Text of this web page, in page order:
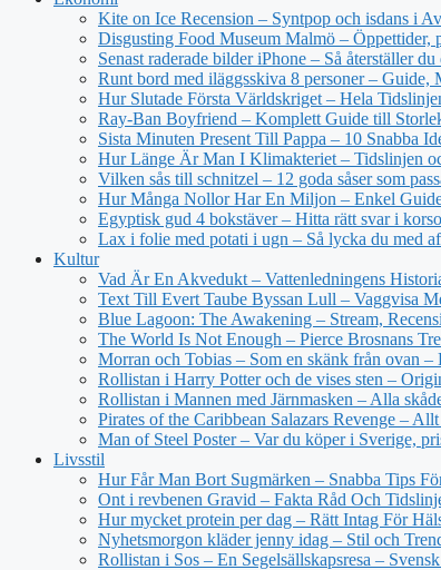
Kite on Ice Recension – Syntpop och isdans i
Disgusting Food Museum Malmö – Öppettider,
Senast raderade bilder iPhone – Så återställer
Runt bord med iläggsskiva 8 personer – Guide,
Hur Slutade Första Världskriget – Hela
Ray-Ban Boyfriend – Komplett Guide till
Sista Minuten Present Till Pappa – 10 Snabba
Hur Länge Är Man I Klimakteriet – Tidslinjen
Vilken sås till schnitzel – 12 goda såser som
Hur Många Nollor Har En Miljon – Enkel
Egyptisk gud 4 bokstäver – Hitta rätt svar i
Lax i folie med potati i ugn – Så lycka du med
Kultur
Vad Är En Akvedukt – Vattenledningens
Text Till Evert Taube Byssan Lull – Vaggvisa
Blue Lagoon: The Awakening – Stream,
The World Is Not Enough – Pierce Brosnans
Morran och Tobias – Som en skänk från ovan –
Rollistan i Harry Potter och de vises sten –
Rollistan i Mannen med Järnmasken – Alla
Pirates of the Caribbean Salazars Revenge –
Man of Steel Poster – Var du köper i Sverige,
Livsstil
Hur Får Man Bort Sugmärken – Snabba Tips
Ont i revbenen Gravid – Fakta Råd Och
Hur mycket protein per dag – Rätt Intag För
Nyhetsmorgon kläder jenny idag – Stil och
Rollistan i Sos – En Segelsällskapsresa –